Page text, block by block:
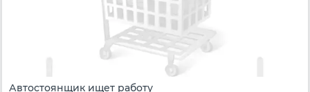
Автостоянщик ищет работу